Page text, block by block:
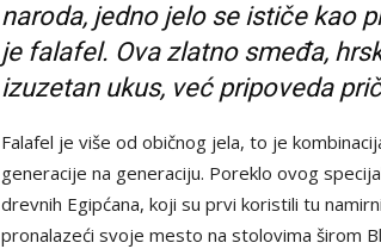
naroda, jedno jelo se ističe kao
je falafel. Ova zlatno smeđa,
izuzetan ukus, već pripoveda
Falafel je više od običnog jela, to je
generacije na generaciju. Poreklo ovog
drevnih Egipćana, koji su prvi koristili tu
pronalazeći svoje mesto na stolovima širom